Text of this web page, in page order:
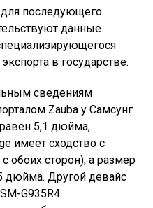
последующего
данные
в государстве.
сведениям
Zauba у Самсунг
5,1 дюйма,
имеет сходство с
обоих сторон), а размер
дюйма. Другой девайс
G935R4.